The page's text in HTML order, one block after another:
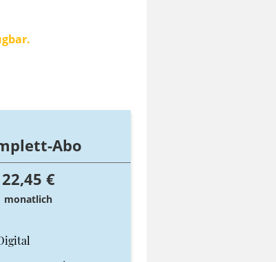
Abo
22,45 €
monatlich